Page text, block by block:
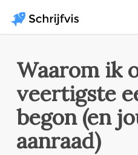
main
Waarom ik
veertigste
begon (en
aanraad)